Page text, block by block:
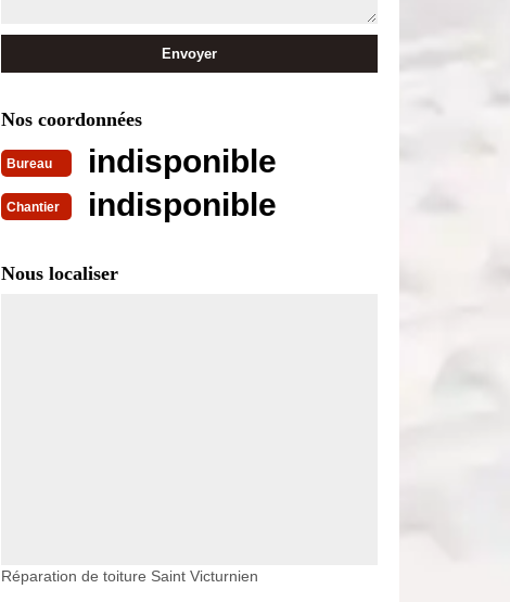
Nos coordonnées
Bureau indisponible
Chantier indisponible
Nous localiser
Réparation de toiture Saint Victurnien